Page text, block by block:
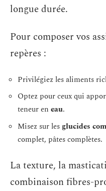
longue durée.
Pour composer vos
repères :
Privilégiez les aliments
Optez pour ceux qui
teneur en eau.
Misez sur les glucides
complet, pâtes complètes.
La texture, la
combinaison fibres-